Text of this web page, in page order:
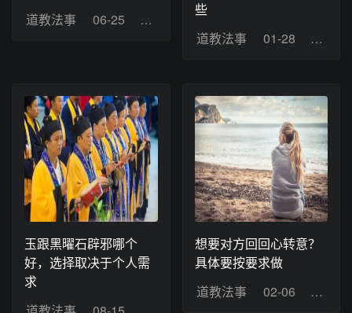
道教法事
06-25 浏览：6
些
道教法事
01-28 浏览
玉跟黑曜石辟邪哪个
好，选择取决于个人需
求
想要对方回回心转意？
具体要按要求做
道教法事
02-06 浏览